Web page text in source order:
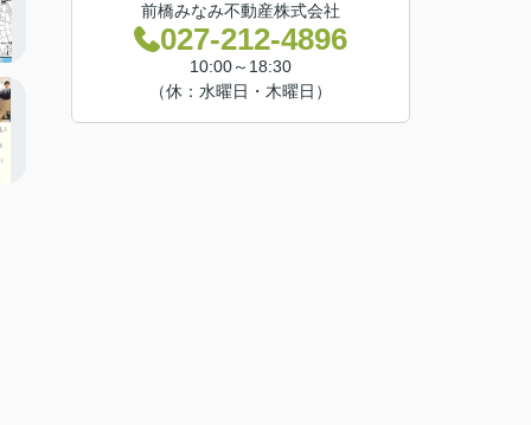
前橋みなみ不動産株式会社
027-212-4896
10:00～18:30
（休：水曜日・木曜日）